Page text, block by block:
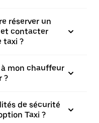
réserver un
et contacter
taxi ?
mon chauffeur
?
de sécurité
Taxi ?